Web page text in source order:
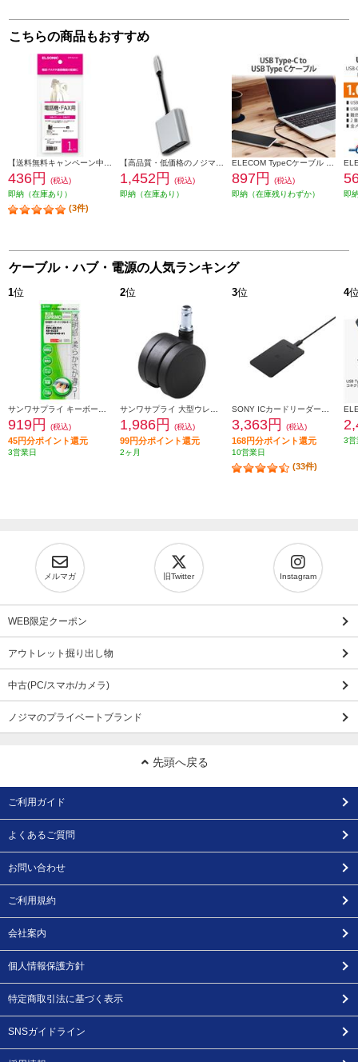
こちらの商品もおすすめ
436円
(税込)
即納（在庫あり）
(3件)
1,452円
(税込)
即納（在庫あり）
897円
(税込)
即納（在庫残りわずか）
即
ケーブル・ハブ・電源の人気ランキング
1位
919円 (税込)
45円分ポイント還元
3営業日
2位
1,986円 (税込)
99円分ポイント還元
2ヶ月
3位
3,363円 (税込)
168円分ポイント還元
10営業日
(33件)
4
3営
メルマガ 旧Twitter Instagram
WEB限定クーポン
アウトレット掘り出し物
中古(PC/スマホ/カメラ)
ノジマのプライベートブランド
先頭へ戻る
ご利用ガイド
よくあるご質問
お問い合わせ
ご利用規約
会社案内
個人情報保護方針
特定商取引法に基づく表示
SNSガイドライン